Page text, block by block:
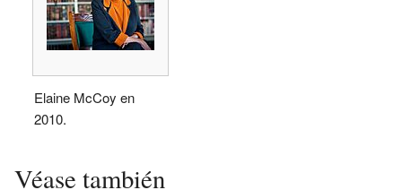
Elaine McCoy en
2010.
Véase también